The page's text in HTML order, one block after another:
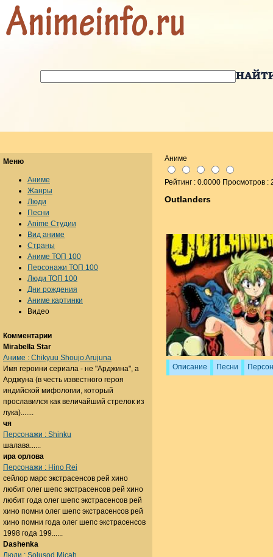
Аниме
Рейтинг : 0.0000 Просмотров :
Outlanders
Описание Песни
Меню
Аниме
Жанры
Люди
Песни
Anime Студии
Вид аниме
Страны
Аниме ТОП 100
Персонажи ТОП 100
Люди ТОП 100
Дни рождения
Аниме картинки
Видео
Комментарии
Mirabella Star
Аниме : Chikyuu Shoujo Arujuna
Имя героини сериала - не "Арджина", а
Арджуна (в честь известного героя
индийской мифологии, который
прославился как величайший стрелок из
лука).......
чя
Персонажи : Shinku
шалава......
ира орлова
Персонажи : Hino Rei
сейлор марс экстрасенсов рей хино
любит олег шепс экстрасенсов рей хино
любит года олег шепс экстрасенсов рей
хино помни олег шепс экстрасенсов рей
хино помни года олег шепс экстрасенсов
1998 года 199......
Dashenka
Люди : Solusod Micah